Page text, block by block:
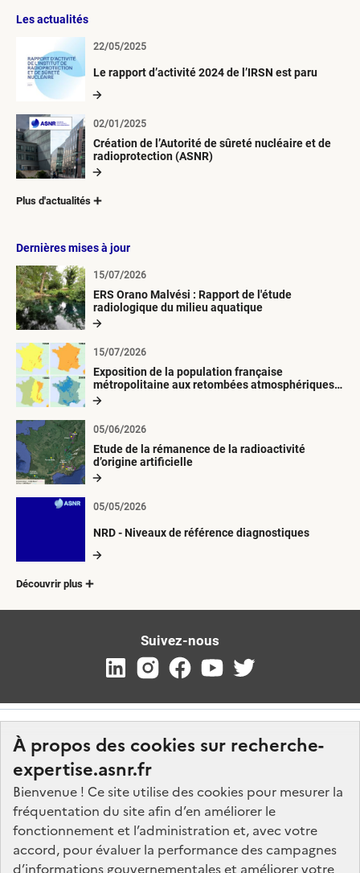
À propos des cookies sur recherche-
expertise.asnr.fr
Bienvenue ! Ce site utilise des cookies pour mesurer la
fréquentation du site afin d’en améliorer le
fonctionnement et l’administration et, avec votre
accord, pour évaluer la performance des campagnes
d’informations gouvernementales et améliorer votre
Les actualités
Le rapport d’activité 2024 de l’IRSN est paru
22/05/2025
Création de l’Autorité de sûreté nucléaire et de
radioprotection (ASNR)
02/01/2025
Plus d'actualités
Dernières mises à jour
ERS Orano Malvési : Rapport de l'étude
radiologique du milieu aquatique
15/07/2026
Exposition de la population française
métropolitaine aux retombées atmosphériques
radioactives depuis 1945
15/07/2026
Etude de la rémanence de la radioactivité
d’origine artificielle
05/06/2026
NRD - Niveaux de référence diagnostiques
05/05/2026
Découvrir plus
Suivez-nous
Nos marchés
Nos offres d'emploi